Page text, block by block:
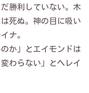
勝利していない。木
死ぬ。神の目に吸い
ナ。
か」とエイモンドは
わらない」とヘレイ